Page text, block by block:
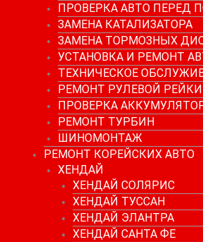
ПРОВЕРКА АВТО ПЕРЕД
ЗАМЕНА КАТАЛИЗАТОРА
ЗАМЕНА ТОРМОЗНЫХ
УСТАНОВКА И РЕМОНТ
ТЕХНИЧЕСКОЕ
РЕМОНТ РУЛЕВОЙ РЕЙКИ
ПРОВЕРКА
РЕМОНТ ТУРБИН
ШИНОМОНТАЖ
РЕМОНТ КОРЕЙСКИХ АВТО
ХЕНДАЙ
ХЕНДАЙ СОЛЯРИС
ХЕНДАЙ ТУССАН
ХЕНДАЙ ЭЛАНТРА
ХЕНДАЙ САНТА ФЕ